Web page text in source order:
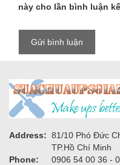
này cho lần bình luận
Address: 81/10 Phó Đức
TP.Hồ Chí Minh
Phone:
0906 54 00 36 -